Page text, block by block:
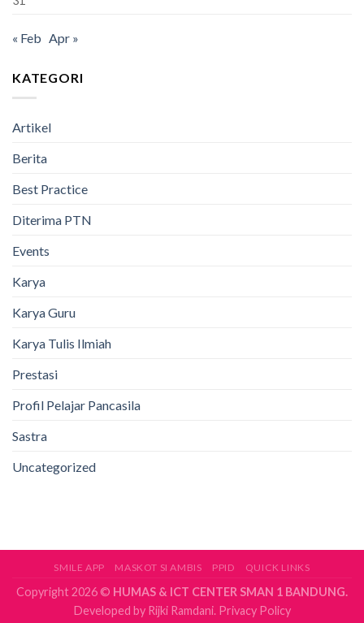
« Feb Apr »
KATEGORI
Artikel
Berita
Best Practice
Diterima PTN
Events
Karya
Karya Guru
Karya Tulis Ilmiah
Prestasi
Profil Pelajar Pancasila
Sastra
Uncategorized
SMILE APP MASKOT SI AMBIS PPID QUICK LINKS
Copyright 2026 © HUMAS & ICT CENTER SMAN 1 BANDUNG.
Developed byRijki Ramdani.Privacy Policy